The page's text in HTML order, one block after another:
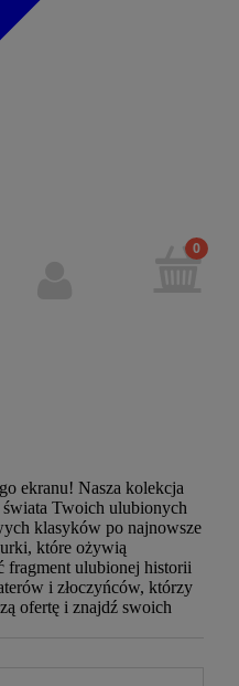
ekranu! Nasza kolekcja
świata Twoich ulubionych
klasyków po najnowsze
które ożywią
fragment ulubionej historii
i złoczyńców, którzy
ofertę i znajdź swoich